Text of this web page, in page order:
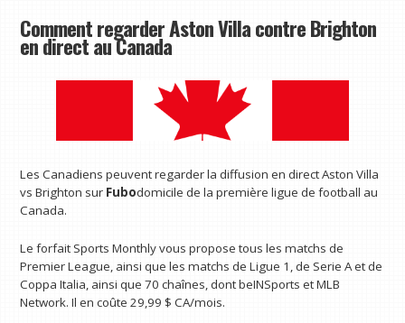
Comment regarder Aston Villa contre Brighton
en direct au Canada
Les Canadiens peuvent regarder la diffusion en direct Aston Villa
vs Brighton sur Fubodomicile de la première ligue de football au
Canada.
Le forfait Sports Monthly vous propose tous les matchs de
Premier League, ainsi que les matchs de Ligue 1, de Serie A et de
Coppa Italia, ainsi que 70 chaînes, dont beINSports et MLB
Network. Il en coûte 29,99 $ CA/mois.